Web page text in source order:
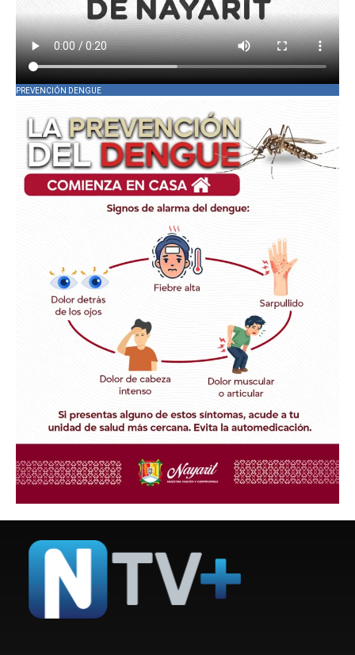
PREVENCIÓN DENGUE